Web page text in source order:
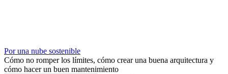
Por una nube sostenible
Cómo no romper los límites, cómo crear una buena arquitectura y
cómo hacer un buen mantenimiento